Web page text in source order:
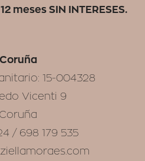
meses SIN INTERESES.
15-004328
Vicenti 9
/ 698 179 535